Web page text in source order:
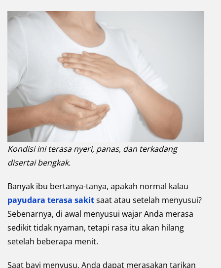
Kondisi ini terasa nyeri, panas, dan terkadang
disertai bengkak.
Banyak ibu bertanya-tanya, apakah normal kalau
payudara terasa sakitsaat atau setelah menyusui?
Sebenarnya, di awal menyusui wajar Anda merasa
sedikit tidak nyaman, tetapi rasa itu akan hilang
setelah beberapa menit.
Saat bayi menyusu, Anda dapat merasakan tarikan